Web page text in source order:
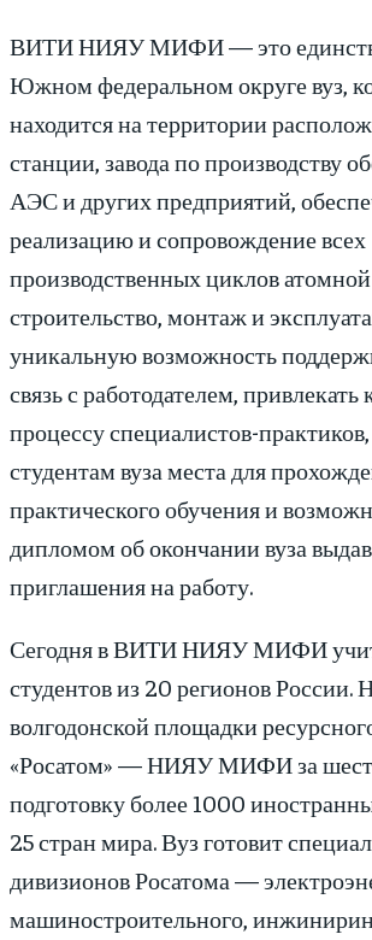
ВИТИ НИЯУ МИФИ — это
Южном федеральном округе вуз,
находится на территории
станции, завода по производству
АЭС и других предприятий,
реализацию и сопровождение всех
производственных циклов
строительство, монтаж и
уникальную возможность
связь с работодателем,
процессу специалистов-
студентам вуза места для
практического обучения и
дипломом об окончании вуза
приглашения на работу.
Сегодня в ВИТИ НИЯУ МИФИ
студентов из 20 регионов России.
волгодонской площадки
«Росатом» — НИЯУ МИФИ за
подготовку более 1000
25 стран мира. Вуз готовит
дивизионов Росатома —
машиностроительного,